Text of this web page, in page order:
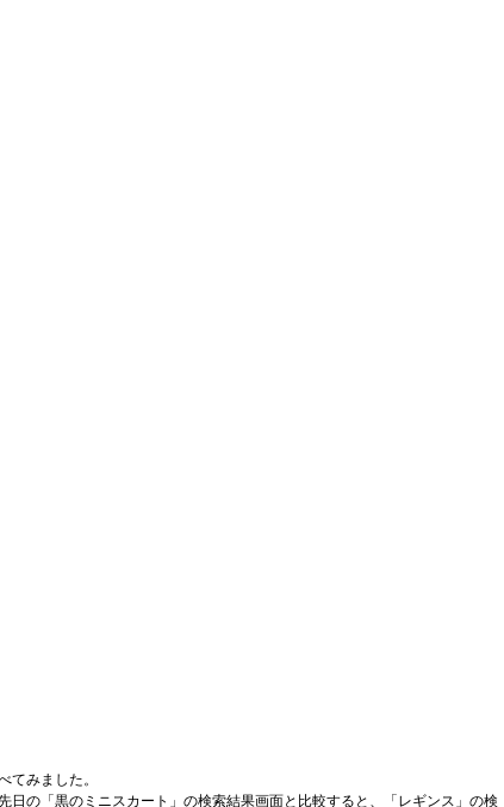
みました。
日の「黒のミニスカート」の検索結果画面と比較すると、「レギンス」の検